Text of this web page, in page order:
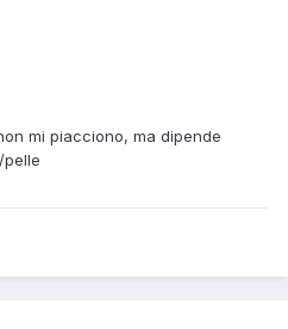
mi piacciono, ma dipende